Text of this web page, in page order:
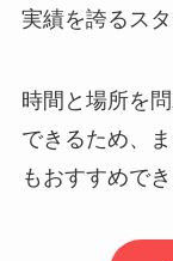
実績を誇るス
時間と場所を
できるため、
もおすすめでき